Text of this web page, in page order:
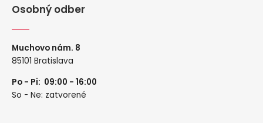
Osobný odber
Muchovo nám. 8
85101 Bratislava
Po - Pi: 09:00 - 16:00
So - Ne: zatvorené